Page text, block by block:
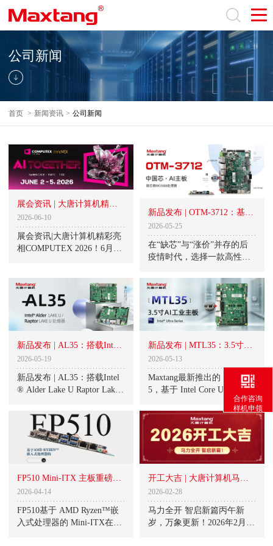
公司新闻
首页 > 新闻资讯 > 公司新闻
展会资讯 | 大唐计算机精彩
2026-06-10
展会资讯|大唐计算机精彩亮
相COMPUTEX 2026！6月2
际电脑展（COMPUTEX 202
6）将在台
新品发布 | OTM-3712：基于
RK3588的高能效AI主板，LP
DDR5+All in One板载设计，
赋能边缘计算!
2026-05-25
在“缺芯”与“涨价”并存的后
疫情时代，选择一款高性价
的核心主板，是产品快速落
地的关键。Maxtang正式推出
OTM-3
新品发布 | AL35：搭载Intel
® Alder Lake U/Raptor Lake
U处理器，10核12线程，支
持双HDMI2.0 + eDP/LVDS
2026-05-19
新品发布 | AL35：搭载Intel
® Alder Lake U Raptor Lake
持双HDMI2 0 + eDP LVDS三
屏显示在工业自动化、
新品发布 | MTL35：3.5寸AI
工业主板，搭载Intel Core Ult
ra ，内置NPU神经网络处理
器，赋能工业智能化升级！
2026-05-13
Maxtang最新推出的 MTL3
5，基于 Intel Core Ultra 处理
器，拥有12核14线程架构，
单核睿频4 8GHz，内置Intel
AI Boost NPU，算力高达12
TOPS，轻松应对边缘AI推理
任务,为工业控制、智能显
示、边缘AI等场景量身打
造。
FP510 Mini-ITX 主板重磅登
场！
2026-04-14
FP510基于 AMD Ryzen™嵌
入式处理器的 Mini-ITX在工
开工大吉 | 大唐计算机马力
全开 智启新篇！
2026-02-28
马力全开 智启新篇丙午新
岁，万象更新！2026年2月25
合作咨询
样机申领